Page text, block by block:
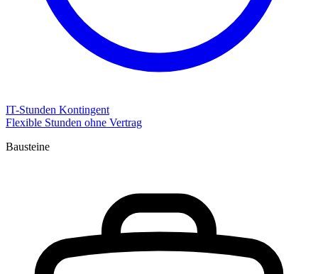
IT-Stunden Kontingent
Flexible Stunden ohne Vertrag
Bausteine